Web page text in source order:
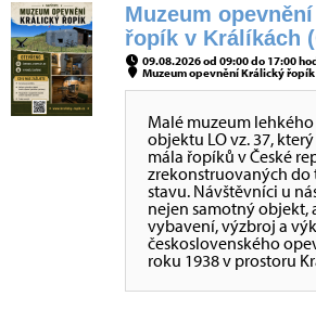
Muzeum
řopík v Králíkách
09.08.2026 od 09:00 do 17:00
Muzeum opevnění Králický
Malé muzeum
objektu LO vz. 37,
mála řopíků v České
zrekonstruovaných
stavu. Návštěvníci u
nejen samotný objekt,
vybavení, výzbroj a
československého
roku 1938 v prostoru